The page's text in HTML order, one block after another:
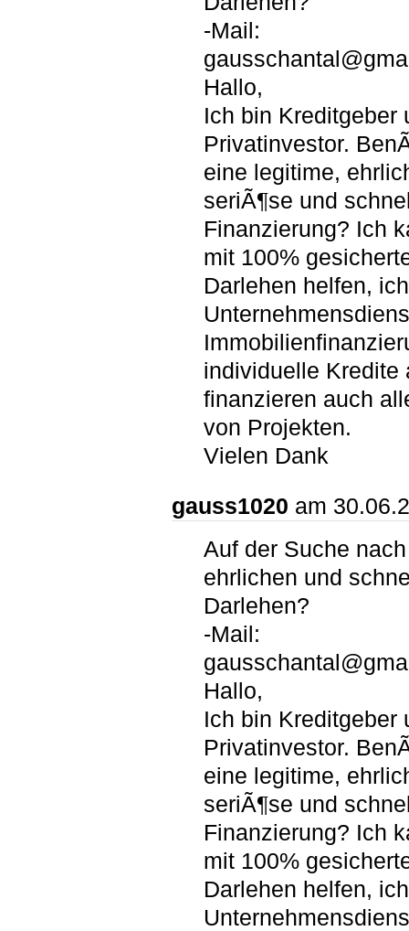
-Mail:
Hallo,
Ich bin Kreditgeber
Privatinvestor.
eine legitime,
seriÃ¶se und
Finanzierung? Ich
mit 100%
Darlehen helfen,
individuelle Kredite
finanzieren auch
von Projekten.
Vielen Dank
gauss1020 am
Auf der Suche
ehrlichen und
Darlehen?
-Mail:
Hallo,
Ich bin Kreditgeber
Privatinvestor.
eine legitime,
seriÃ¶se und
Finanzierung? Ich
mit 100%
Darlehen helfen,